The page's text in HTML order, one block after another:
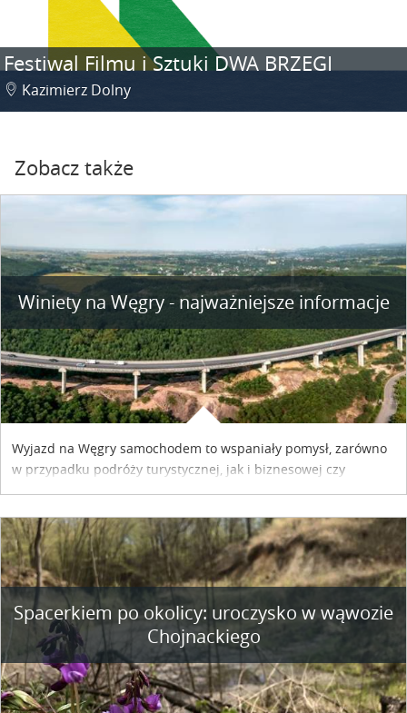
Festiwal Filmu i Sztuki DWA BRZEGI
Kazimierz Dolny
Zobacz także
Winiety na Węgry - najważniejsze informacje
Wyjazd na Węgry samochodem to wspaniały pomysł, zarówno
w przypadku podróży turystycznej, jak i biznesowej czy
służbowej. Pamiętać tylko trzeba o wykupieniu winiety, co
współpracy reklamowej z Hungary Vignette.
Spacerkiem po okolicy: uroczysko w wąwozie
Chojnackiego